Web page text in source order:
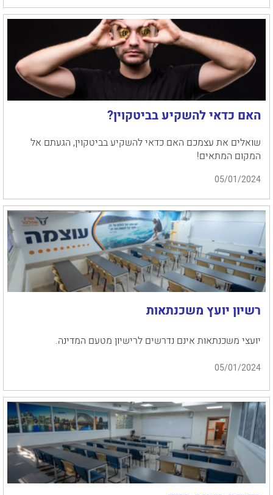
האם כדאי להשקיע בביטקוין?
שואלים את עצמכם האם כדאי להשקיע בביטקוין, הגעתם אל
המקום המתאים!
05/01/2024
רשיון יועץ משכנתאות
יועצי משכנתאות אינם נדרשים לרישיון מטעם המדינה.
05/01/2024